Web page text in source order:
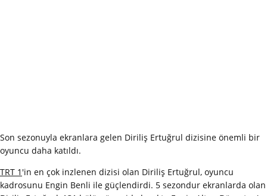
Son sezonuyla ekranlara gelen Diriliş Ertuğrul dizisine önemli bir
oyuncu daha katıldı.
TRT 1 'in en çok inzlenen dizisi olan Diriliş Ertuğrul, oyuncu
kadrosunu Engin Benli ile güçlendirdi. 5 sezondur ekranlarda olan